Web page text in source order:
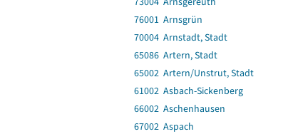
76001 Arnsgrün
70004 Arnstadt, Stadt
65086 Artern, Stadt
65002 Artern/Unstrut, Stadt
61002 Asbach-Sickenberg
66002 Aschenhausen
67002 Aspach